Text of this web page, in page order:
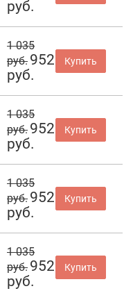
руб.
1 035
руб. 952
руб.
Купить
1 035
руб. 952
руб.
Купить
1 035
руб. 952
руб.
Купить
1 035
руб. 952
руб.
Купить